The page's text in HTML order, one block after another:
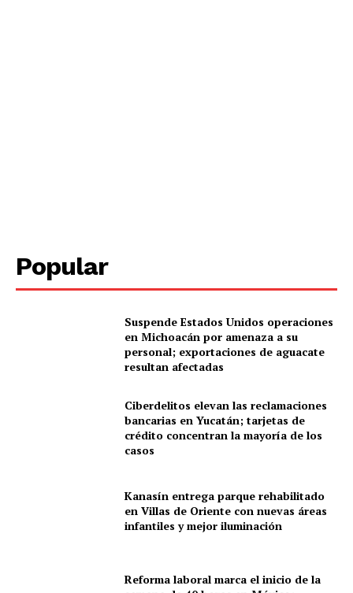
Popular
Suspende Estados Unidos operaciones
en Michoacán por amenaza a su
personal; exportaciones de aguacate
resultan afectadas
Ciberdelitos elevan las reclamaciones
bancarias en Yucatán; tarjetas de
crédito concentran la mayoría de los
casos
Kanasín entrega parque rehabilitado
en Villas de Oriente con nuevas áreas
infantiles y mejor iluminación
Reforma laboral marca el inicio de la